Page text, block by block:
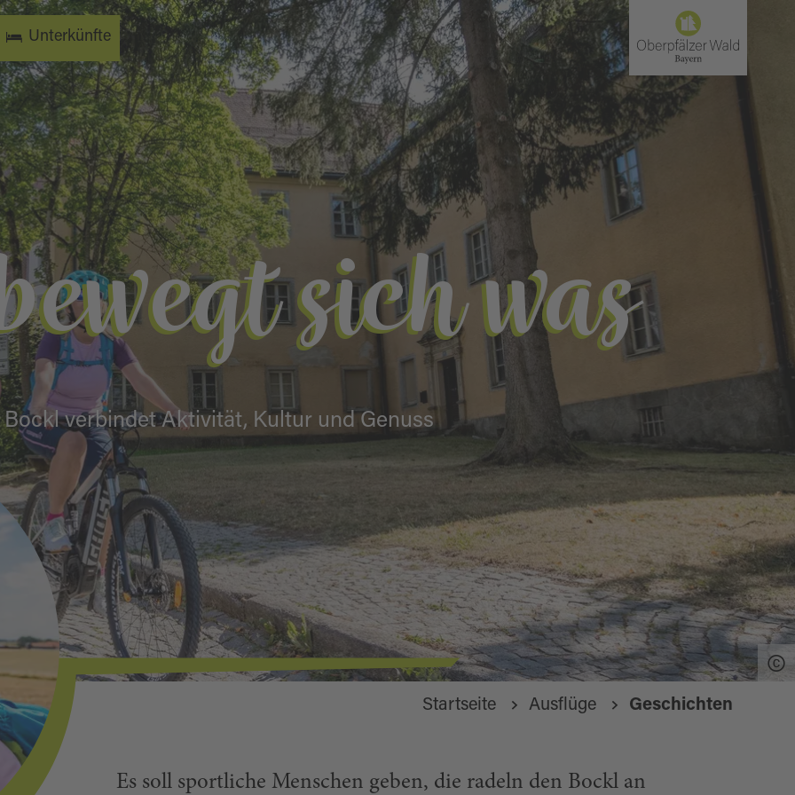
Unterkünfte
sich was
Bockl verbindet Aktivität, Kultur und Genuss
Startseite Ausflüge Geschichten
Es soll sportliche Menschen geben, die radeln den Bockl an